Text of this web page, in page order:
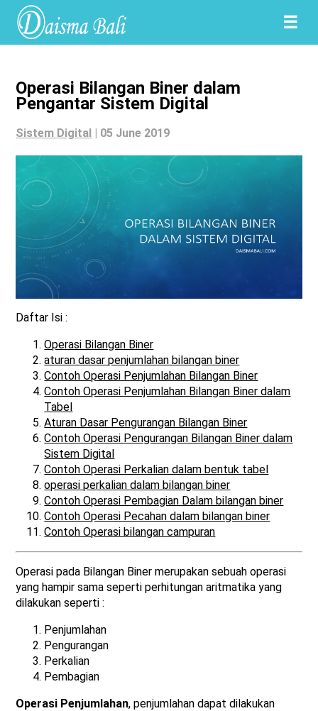
☰
Operasi Bilangan Biner dalam
Pengantar Sistem Digital
Sistem Digital 05 June 2019
Daftar Isi :
Operasi Bilangan Biner
aturan dasar penjumlahan bilangan biner
Contoh Operasi Penjumlahan Bilangan Biner
Contoh Operasi Penjumlahan Bilangan Biner dalam
Tabel
Aturan Dasar Pengurangan Bilangan Biner
Contoh Operasi Pengurangan Bilangan Biner dalam
Sistem Digital
Contoh Operasi Perkalian dalam bentuk tabel
operasi perkalian dalam bilangan biner
Contoh Operasi Pembagian Dalam bilangan biner
Contoh Operasi Pecahan dalam bilangan biner
Contoh Operasi bilangan campuran
Operasi pada Bilangan Biner merupakan sebuah operasi
yang hampir sama seperti perhitungan aritmatika yang
dilakukan seperti :
Penjumlahan
Pengurangan
Perkalian
Pembagian
Operasi Penjumlahan, penjumlahan dapat dilakukan